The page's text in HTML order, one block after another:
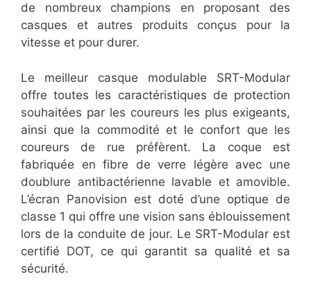
de nombreux champions en proposant des
casques et autres produits conçus pour la
vitesse et pour durer.
Le meilleur casque modulable SRT-Modular
offre toutes les caractéristiques de protection
souhaitées par les coureurs les plus exigeants,
ainsi que la commodité et le confort que les
coureurs de rue préfèrent. La coque est
fabriquée en fibre de verre légère avec une
doublure antibactérienne lavable et amovible.
L’écran Panovision est doté d’une optique de
classe 1 qui offre une vision sans éblouissement
lors de la conduite de jour. Le SRT-Modular est
certifié DOT, ce qui garantit sa qualité et sa
sécurité.